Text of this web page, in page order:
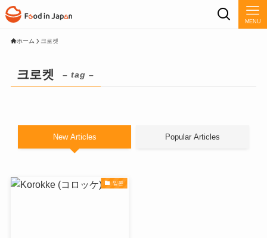
MENU
ホーム 크로켓
크로켓 – tag –
New Articles Popular Articles
일본